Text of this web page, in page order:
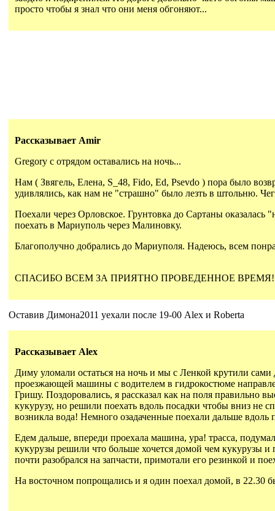
просто чтобы я знал что они меня обгоняют...
Рассказывает Amir
Gregory с отрядом оставались на ночь...
Нам ( Звягель, Елена, S_48, Fido, Ed, Psevdo ) пора было
удивлялись, как нам не "страшно" было лезть в штольню.
Поехали через Орловское. Грунтовка до Сартаны
поехать в Мариуполь через Малиновку.
Благополучно добрались до Мариуполя. Надеюсь, всем
СПАСИБО ВСЕМ ЗА ПРИЯТНО ПРОВЕДЕННОЕ ВРЕМЯ! Особая
Оставив Димона2011 уехали после 19-00 Alex и Roberta
Рассказывает Alex
Диму уломали остаться на ночь и мы с Ленкой крутили
проезжающей машины с водителем в гидрокостюме
Гришу. Поздоровались, я рассказал как на поля правильно
кукурузу, но решили поехать вдоль посадки чтобы вниз не
возникла вода! Немного озадаченные поехали дальше
Едем дальше, впереди проехала машина, ура! трасса,
кукурузы решили что больше хочется домой чем кукурузы
почти разобрался на запчасти, примотали его резинкой и
На восточном попрощались и я один поехал домой, в 22.30